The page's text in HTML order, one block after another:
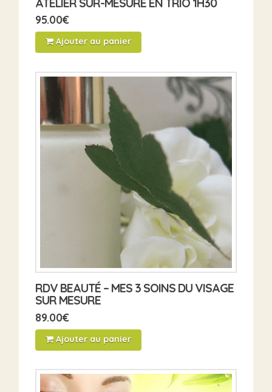
95.00€
Ajouter au panier
RDV BEAUTÉ – MES 3 SOINS DU VISAGE
SUR MESURE
89.00€
Ajouter au panier